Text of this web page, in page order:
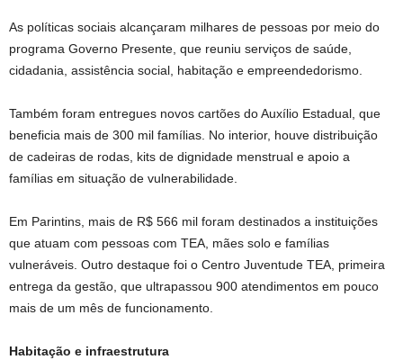
As políticas sociais alcançaram milhares de pessoas por meio do
programa Governo Presente, que reuniu serviços de saúde,
cidadania, assistência social, habitação e empreendedorismo.
Também foram entregues novos cartões do Auxílio Estadual, que
beneficia mais de 300 mil famílias. No interior, houve distribuição
de cadeiras de rodas, kits de dignidade menstrual e apoio a
famílias em situação de vulnerabilidade.
Em Parintins, mais de R$ 566 mil foram destinados a instituições
que atuam com pessoas com TEA, mães solo e famílias
vulneráveis. Outro destaque foi o Centro Juventude TEA, primeira
entrega da gestão, que ultrapassou 900 atendimentos em pouco
mais de um mês de funcionamento.
Habitação e infraestrutura